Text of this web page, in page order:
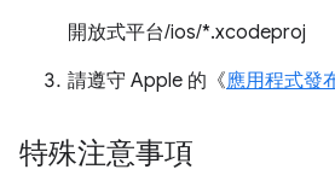
開放式平台/ios/*.xcodeproj
請遵守 Apple 的《應用程式發
特殊注意事項